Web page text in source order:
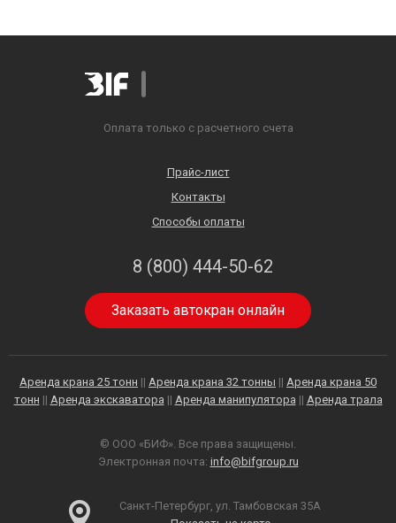
Оплата только с расчетного счета
Прайс-лист
Контакты
Способы оплаты
8 (800) 444-50-62
Заказать автокран онлайн
Аренда крана 25 тонн || Аренда крана 32 тонны || Аренда крана 50
тонн || Аренда экскаватора || Аренда манипулятора || Аренда трала
© ООО «БИФ». Все права защищены.
Электронная почта: info@bifgroup.ru
Санкт-Петербург, ул. Тамбовская 35А